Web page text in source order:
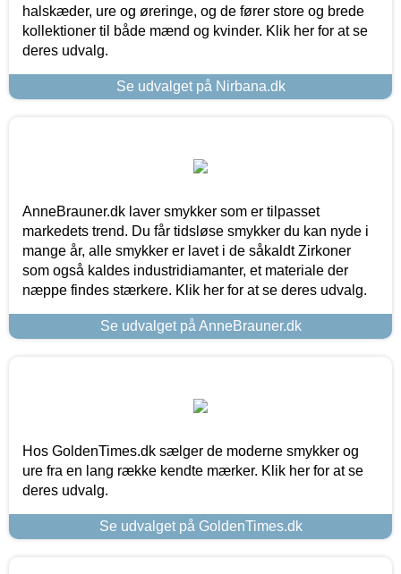
halskæder, ure og øreringe, og de fører store og brede
kollektioner til både mænd og kvinder. Klik her for at se
deres udvalg.
Se udvalget på Nirbana.dk
AnneBrauner.dk laver smykker som er tilpasset
markedets trend. Du får tidsløse smykker du kan nyde i
mange år, alle smykker er lavet i de såkaldt Zirkoner
som også kaldes industridiamanter, et materiale der
næppe findes stærkere. Klik her for at se deres udvalg.
Se udvalget på AnneBrauner.dk
Hos GoldenTimes.dk sælger de moderne smykker og
ure fra en lang række kendte mærker. Klik her for at se
deres udvalg.
Se udvalget på GoldenTimes.dk